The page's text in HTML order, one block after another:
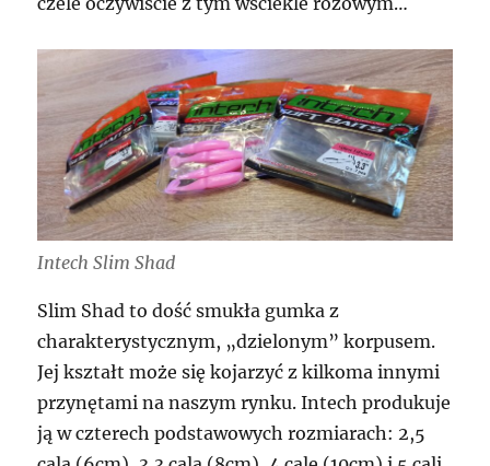
Intech Slim Shad
Slim Shad to dość smukła gumka z
charakterystycznym, „dzielonym” korpusem.
Jej kształt może się kojarzyć z kilkoma innymi
przynętami na naszym rynku. Intech produkuje
ją w czterech podstawowych rozmiarach: 2,5